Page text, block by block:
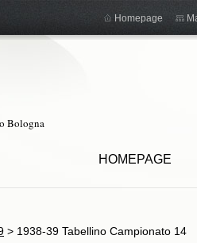
Bologna
HOMEPAGE
Homepage
> 1938-39 Tabellino Campionato 14